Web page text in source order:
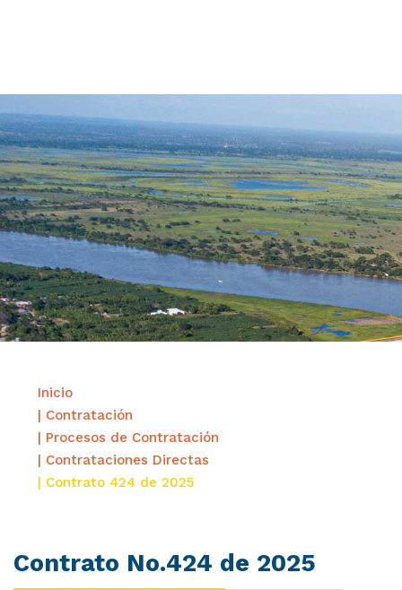
Inicio
| Contratación
| Procesos de Contratación
| Contrataciones Directas
| Contrato 424 de 2025
Contrato No.424 de 2025